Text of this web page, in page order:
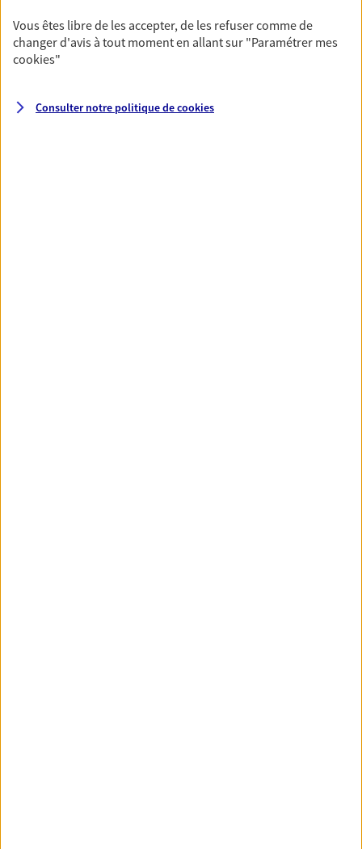
unique pour protéger vos locaux, matériels pro,
équipements et stocks… sans oublier votre
responsabilité civile.
DEMANDER UN DEVIS
Vous êtes libre de les accepter, de les refuser comme de
changer d'avis à tout moment en allant sur "Paramétrer mes
cookies"
Consulter notre politique decookies